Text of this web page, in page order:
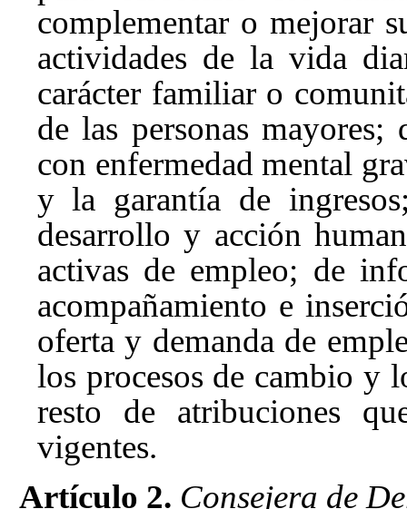
complementar o mejorar
actividades de la vida
carácter familiar o
de las personas mayores;
con enfermedad mental
y la garantía de
desarrollo y acción
activas de empleo; de
acompañamiento e
oferta y demanda de
los procesos de cambio y
resto de atribuciones
vigentes.
Artículo 2. Consejera de